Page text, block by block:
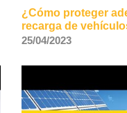
¿Cómo proteger
recarga de
25/04/2023